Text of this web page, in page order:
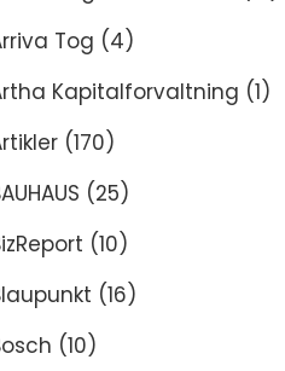
Tog (4)
Kapitalforvaltning (1)
(170)
(25)
(10)
(16)
(10)